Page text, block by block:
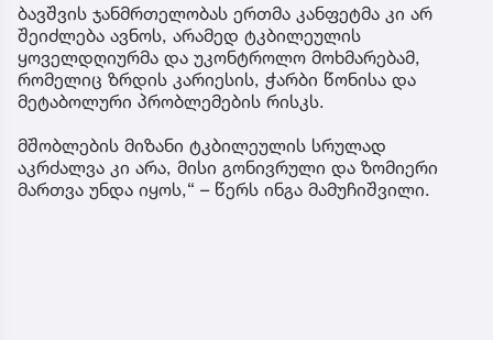
ბავშვის ჯანმრთელობას ერთმა კანფეტმა კი არ
შეიძლება ავნოს, არამედ ტკბილეულის
ყოველდღიურმა და უკონტროლო მოხმარებამ,
რომელიც ზრდის კარიესის, ჭარბი წონისა და
მეტაბოლური პრობლემების რისკს.
მშობლების მიზანი ტკბილეულის სრულად
აკრძალვა კი არა, მისი გონივრული და ზომიერი
მართვა უნდა იყოს,“ – წერს ინგა მამუჩიშვილი.